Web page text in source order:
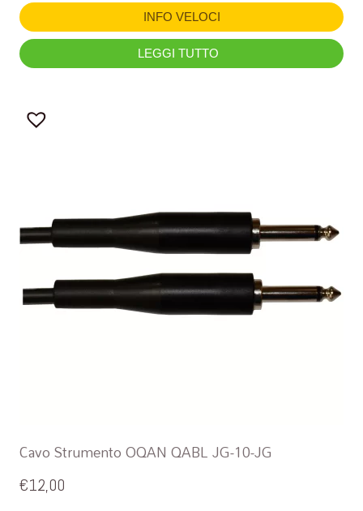
INFO VELOCI
LEGGI TUTTO
Cavo Strumento OQAN QABL JG-10-JG
€12,00